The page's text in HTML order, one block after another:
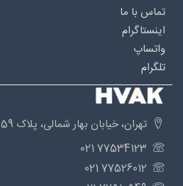
تماس با ما
اینستاگرام
واتساپ
تلگرام
تهران، خیابان بهار شمالی، پلاک 259
77534123 021
77526012 021